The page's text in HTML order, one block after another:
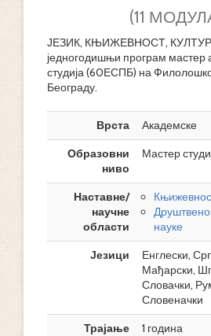
(11
ЈЕЗИК, КЊИЖЕВНОСТ,
једногодишњи програм мастер
студија (60ЕСПБ) на
Београду.
Врста
Академске
Образовни
ниво
Мастер
Наставне/
научне
области
науке
Језици
Енглески,
Мађарски,
Словачки,
Словеначки
Трајање
1 година